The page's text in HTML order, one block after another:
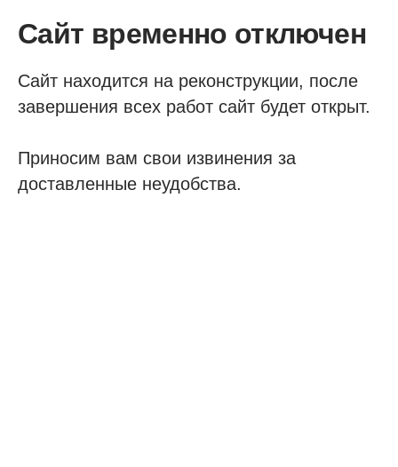
Сайт временно отключен
Сайт находится на реконструкции, после
завершения всех работ сайт будет открыт.
Приносим вам свои извинения за
доставленные неудобства.